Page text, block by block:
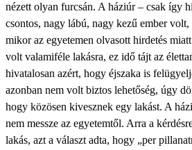
nézett olyan furcsán. A háziúr – csak így
csontos, nagy lábú, nagy kezű ember
mikor az egyetemen olvasott hirdetés
volt valamiféle lakásra, ez idő tájt az
hivatalosan azért, hogy éjszaka is
azonban nem volt biztos lehetőség, úgy
hogy közösen kivesznek egy lakást. A
nem messze az egyetemtől. Arra a
lakás, azt a választ adta, hogy „per